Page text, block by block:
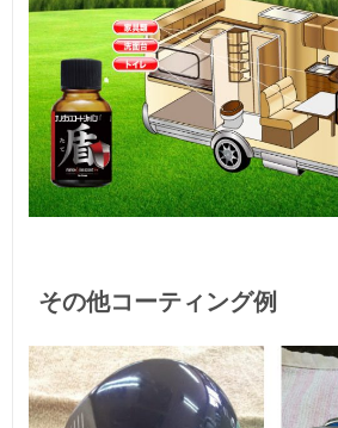
その他コーティング例